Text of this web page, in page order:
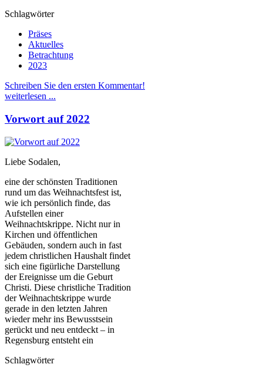
Schlagwörter
Präses
Aktuelles
Betrachtung
2023
Schreiben Sie den ersten Kommentar!
weiterlesen ...
Vorwort auf 2022
Liebe Sodalen,
eine der schönsten Traditionen
rund um das Weihnachtsfest ist,
wie ich persönlich finde, das
Aufstellen einer
Weihnachtskrippe. Nicht nur in
Kirchen und öffentlichen
Gebäuden, sondern auch in fast
jedem christlichen Haushalt findet
sich eine figürliche Darstellung
der Ereignisse um die Geburt
Christi. Diese christliche Tradition
der Weihnachtskrippe wurde
gerade in den letzten Jahren
wieder mehr ins Bewusstsein
gerückt und neu entdeckt – in
Regensburg entsteht ein
Schlagwörter